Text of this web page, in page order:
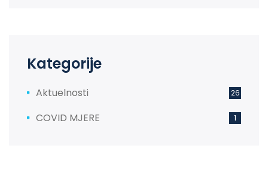
Kategorije
Aktuelnosti 26
COVID MJERE 1